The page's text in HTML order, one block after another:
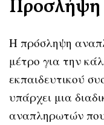
Η πρόσληψη
μέτρο για την
εκπαιδευτικού
υπάρχει μια
αναπληρωτών που